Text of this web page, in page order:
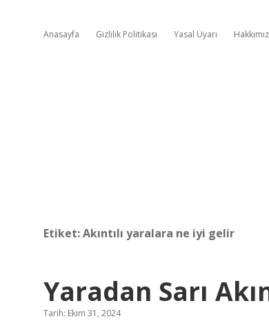
Anasayfa Gizlilik Politikası Yasal Uyarı
Etiket:Akıntılı yaralara ne iyi gelir
Yaradan Sarı
Tarih: Ekim 31, 2024